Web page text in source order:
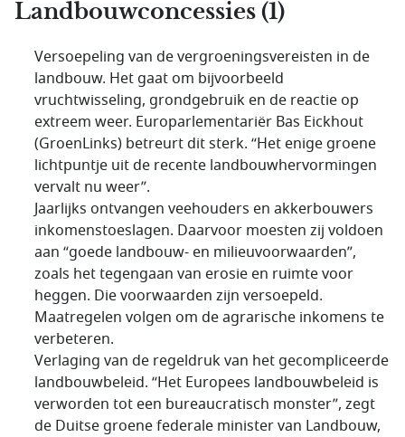
Landbouwconcessies (1)
Versoepeling van de vergroeningsvereisten in de
landbouw. Het gaat om bijvoorbeeld
vruchtwisseling, grondgebruik en de reactie op
extreem weer. Europarlementariër Bas Eickhout
(GroenLinks) betreurt dit sterk. “Het enige groene
lichtpuntje uit de recente landbouwhervormingen
vervalt nu weer”.
Jaarlijks ontvangen veehouders en akkerbouwers
inkomenstoeslagen. Daarvoor moesten zij voldoen
aan “goede landbouw- en milieuvoorwaarden”,
zoals het tegengaan van erosie en ruimte voor
heggen. Die voorwaarden zijn versoepeld.
Maatregelen volgen om de agrarische inkomens te
verbeteren.
Verlaging van de regeldruk van het gecompliceerde
landbouwbeleid. “Het Europees landbouwbeleid is
verworden tot een bureaucratisch monster”, zegt
de Duitse groene federale minister van Landbouw,